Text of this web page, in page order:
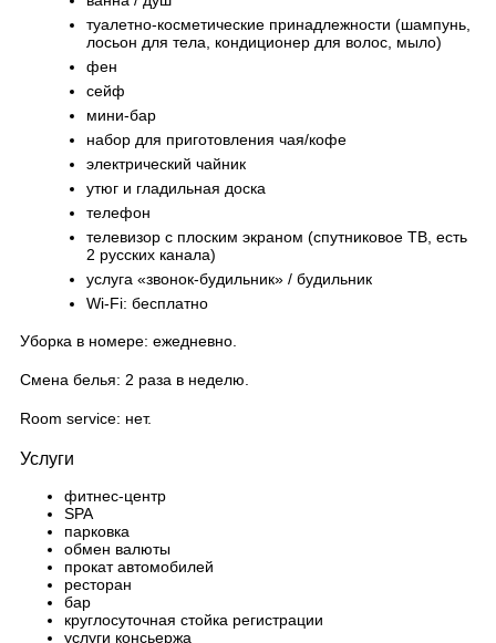
туалетно-косметические принадлежности (шампунь,
лосьон для тела, кондиционер для волос, мыло)
фен
сейф
мини-бар
набор для приготовления чая/кофе
электрический чайник
утюг и гладильная доска
телефон
телевизор с плоским экраном (спутниковое ТВ, есть
2 русских канала)
услуга «звонок-будильник» / будильник
Wi-Fi: бесплатно
Уборка в номере: ежедневно.
Смена белья: 2 раза в неделю.
Room service: нет.
Услуги
фитнес-центр
SPA
парковка
обмен валюты
прокат автомобилей
ресторан
бар
круглосуточная стойка регистрации
услуги консьержа